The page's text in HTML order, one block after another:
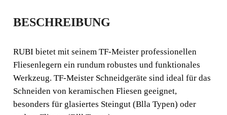
TF-MEISTER
MANUELLER
FLIESENSCHNEIDE
R
EIN ROBUSTER UND
BESCHREIBUNG
RUBI bietet mit seinem TF-Meister professionellen
Fliesenlegern ein rundum robustes und funktionales
Werkzeug. TF-Meister Schneidgeräte sind ideal für das
Schneiden von keramischen Fliesen geeignet,
besonders für glasiertes Steingut (Blla Typen) oder